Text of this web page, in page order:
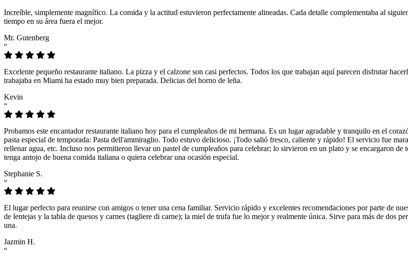
Increíble, simplemente magnífico. La comida y la actitud estuvieron perfectamente alineadas. Cada detalle complementaba al
tiempo en su área fuera el mejor.
Mr. Gutenberg
“
Excelente pequeño restaurante italiano. La pizza y el calzone son casi perfectos. Todos los que trabajan aquí parecen disfrutar
trabajaba en Miami ha estado muy bien preparada. Delicias del horno de leña.
Kevin
“
Probamos este encantador restaurante italiano hoy para el cumpleaños de mi hermana. Es un lugar agradable y tranquilo en el
pasta especial de temporada: Pasta dell'ammiraglio. Todo estuvo delicioso. ¡Todo salió fresco, caliente y rápido! El servicio fue
rellenar agua, etc. Incluso nos permitieron llevar un pastel de cumpleaños para celebrar; lo sirvieron en un plato y se encargaron
tenga antojo de buena comida italiana o quiera celebrar una ocasión especial.
Stephanie S.
“
El lugar perfecto para reunirse con amigos o tener una cena familiar. Servicio rápido y excelentes recomendaciones por parte de
de lentejas y la tabla de quesos y carnes (tagliere di carne); la miel de trufa fue lo mejor y realmente única. Sirve para más de dos
una.
Jazmin H.
“